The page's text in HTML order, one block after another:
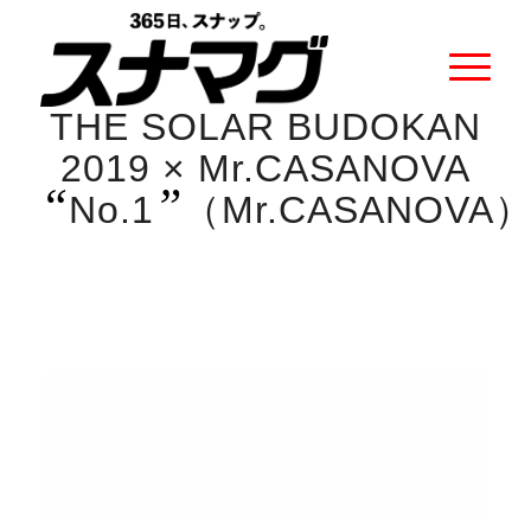
THE SOLAR BUDOKAN
2019 × Mr.CASANOVA
“No.1 ” （Mr.CASANOVA